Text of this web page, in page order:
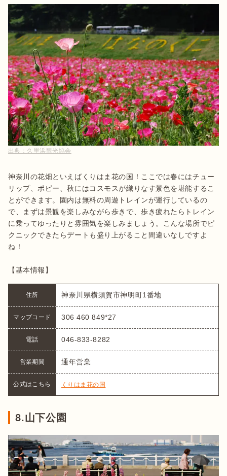
出典： 久里浜観光協会
神奈川の花畑といえばくりはま花の国！ここでは春にはチュー
リップ、ポピー、秋にはコスモスが織りなす景色を堪能するこ
とができます。園内は無料の周遊トレインが運行しているの
で、まずは景観を楽しみながら歩きで、歩き疲れたらトレイン
に乗ってゆったりと雰囲気を楽しみましょう。こんな場所でピ
クニックできたらデートも盛り上がること間違いなしですよ
ね！
【基本情報】
住所 神奈川県横須賀市神明町1番地
マップコード 306 460 849*27
電話 046-833-8282
営業期間 通年営業
公式はこちら くりはま花の国
8.山下公園